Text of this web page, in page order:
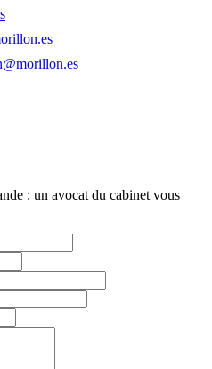
: un avocat du cabinet vous